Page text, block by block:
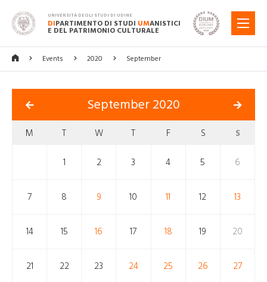
UNIVERSITÀ DEGLI STUDI DI UDINE
DIPARTIMENTO DI STUDI UMANISTICI
E DEL PATRIMONIO CULTURALE
MENU
Events 2020 September
September 2020
M T W T F S S
1 2 3 4 5 6
7 8 9 10 11 12 13
14 15 16 17 18 19 20
21 22 23 24 25 26 27